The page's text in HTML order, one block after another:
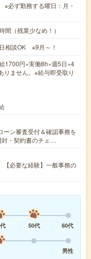
必ず勤務する曜日：月・
（残業少なめ！）
相談OK ※9月～！
1700円×実働8h×週5日×4
ません。※給与即受取り
ーン審査受付＆確認事務を
封・契約書のチェ…
必要な経験】一般事務の
50代
60代
男性